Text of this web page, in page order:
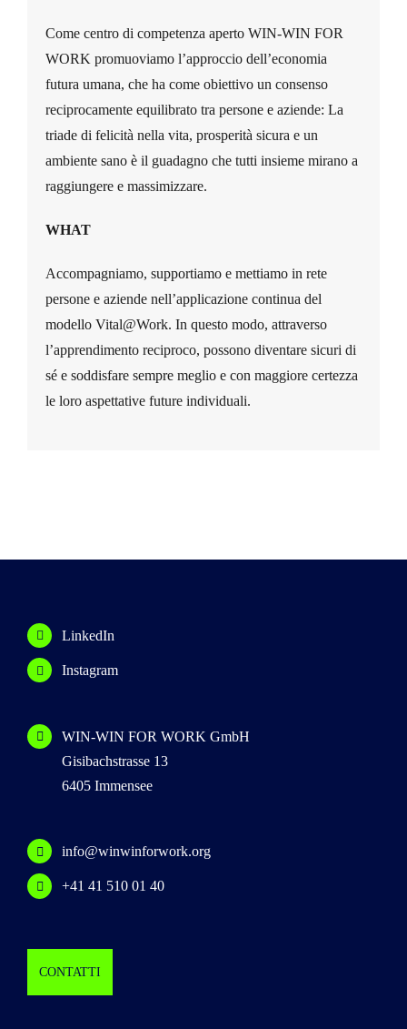
Come centro di competenza aperto WIN-WIN FOR
WORK promuoviamo l’approccio dell’economia
futura umana, che ha come obiettivo un consenso
reciprocamente equilibrato tra persone e aziende: La
triade di felicità nella vita, prosperità sicura e un
ambiente sano è il guadagno che tutti insieme mirano a
raggiungere e massimizzare.
WHAT
Accompagniamo, supportiamo e mettiamo in rete
persone e aziende nell’applicazione continua del
modello Vital@Work. In questo modo, attraverso
l’apprendimento reciproco, possono diventare sicuri di
sé e soddisfare sempre meglio e con maggiore certezza
le loro aspettative future individuali.
LinkedIn
Instagram
WIN-WIN FOR WORK GmbH
Gisibachstrasse 13
6405 Immensee
info@winwinforwork.org
+41 41 510 01 40
CONTATTI